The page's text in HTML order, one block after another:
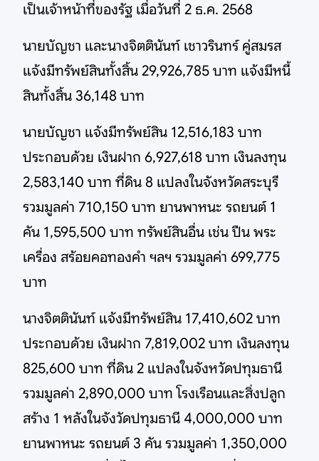
เป็นเจ้าหน้าที่ของรัฐ เมื่อวันที่ 2 ธ.ค. 2568
นายบัญชา และนางจิตตินันท์ เชาวรินทร์ คู่สมรส
แจ้งมีทรัพย์สินทั้งสิ้น 29,926,785 บาท แจ้งมีหนี้
สินทั้งสิ้น 36,148 บาท
นายบัญชา แจ้งมีทรัพย์สิน 12,516,183 บาท
ประกอบด้วย เงินฝาก 6,927,618 บาท เงินลงทุน
2,583,140 บาท ที่ดิน 8 แปลงในจังหวัดสระบุรี
รวมมูลค่า 710,150 บาท ยานพาหนะ รถยนต์ 1
คัน 1,595,500 บาท ทรัพย์สินอื่น เช่น ปืน พระ
เครื่อง สร้อยคอทองคำ ฯลฯ รวมมูลค่า 699,775
บาท
นางจิตตินันท์ แจ้งมีทรัพย์สิน 17,410,602 บาท
ประกอบด้วย เงินฝาก 7,819,002 บาท เงินลงทุน
825,600 บาท ที่ดิน 2 แปลงในจังหวัดปทุมธานี
รวมมูลค่า 2,890,000 บาท โรงเรือนและสิ่งปลูก
สร้าง 1 หลังในจังวัดปทุมธานี 4,000,000 บาท
ยานพาหนะ รถยนต์ 3 คัน รวมมูลค่า 1,350,000